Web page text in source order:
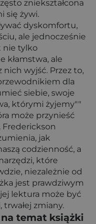
zniekształcona
się żywi.
dyskomfortu,
ale jednocześnie
nie tylko
kłamstwa, ale
wyjść. Przez to,
dla
siebie, swoje
którymi żyjemy""
może przynieść
Frederickson
jak
codzienność, a
które
niezależnie od
jest prawdziwym
lektura może być
zmiany.
temat książki